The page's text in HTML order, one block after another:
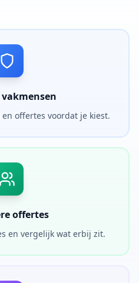
offertes voordat je kiest.
offertes
en vergelijk wat erbij zit.